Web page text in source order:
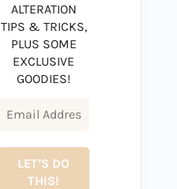
ALTERATION
TIPS & TRICKS,
PLUS SOME
EXCLUSIVE
GOODIES!